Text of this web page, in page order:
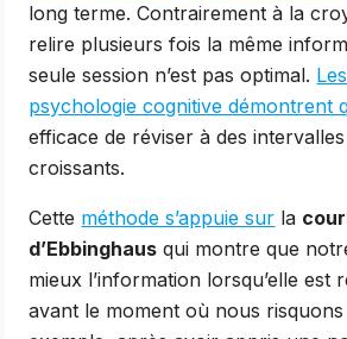
long terme. Contrairement à la
relire plusieurs fois la même
seule session n’est pas optimal.
psychologie cognitive démontrent
efficace de réviser à des
croissants.
Cette méthode s’appuie sur la
d’Ebbinghaus qui montre que
mieux l’information lorsqu’elle est
avant le moment où nous risquons